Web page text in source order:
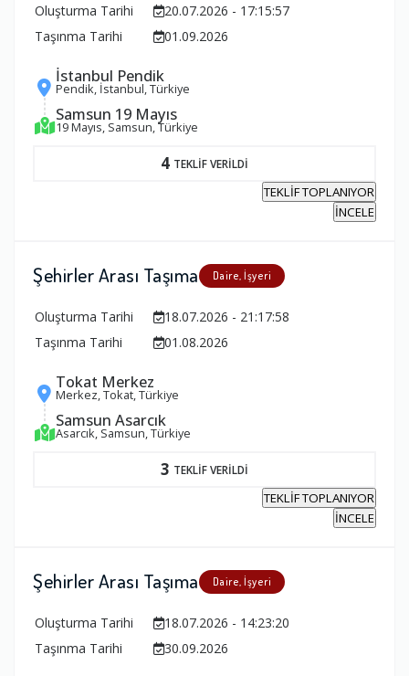
Oluşturma Tarihi
20.07.2026 - 17:15:57
Taşınma Tarihi
01.09.2026
İstanbul Pendik
Pendik, İstanbul, Türkiye
Samsun 19 Mayıs
19 Mayıs, Samsun, Türkiye
4 TEKLİF VERİLDİ
TEKLİF TOPLANIYOR
İNCELE
Şehirler Arası Taşıma Daire, İşyeri
Oluşturma Tarihi
18.07.2026 - 21:17:58
Taşınma Tarihi
01.08.2026
Tokat Merkez
Merkez, Tokat, Türkiye
Samsun Asarcık
Asarcık, Samsun, Türkiye
3 TEKLİF VERİLDİ
TEKLİF TOPLANIYOR
İNCELE
Şehirler Arası Taşıma Daire, İşyeri
Oluşturma Tarihi
18.07.2026 - 14:23:20
Taşınma Tarihi
30.09.2026